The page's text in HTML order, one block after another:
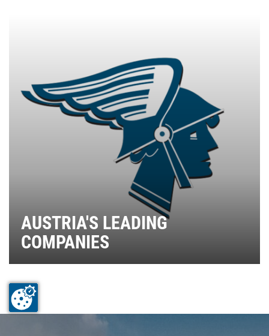
AUSTRIA'S LEADING
COMPANIES